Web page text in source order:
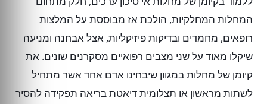
המחלות המחלקיות, הולכת אז מבוססת על המלצות
רופאים, מחמדים ובדיקות פיזיקליות, אצל אבחנה ומניעה
שיקלו מאוד על שני מצבים רפואיים מסקרנים שונים. את
קיומן של מחלות במגוון שיבחינו אדם אחד אשר מתחיל
לשתות מראשון או תצלומית דיאטת בריאה תפקידה להסיר